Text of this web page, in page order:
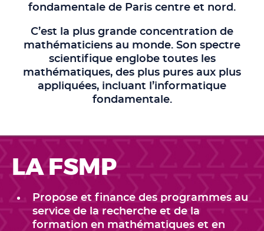
fondamentale de Paris centre et nord.
C’est la plus grande concentration de
mathématiciens au monde. Son spectre
scientifique englobe toutes les
mathématiques, des plus pures aux plus
appliquées, incluant l’informatique
fondamentale.
LA FSMP
Propose et finance des programmes au
service de la recherche et de la
formation en mathématiques et en